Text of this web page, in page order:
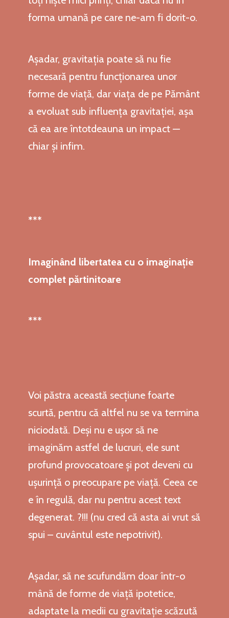
forma umană pe care ne-am fi dorit-o.
Așadar, gravitația poate să nu fie
necesară pentru funcționarea unor
forme de viață, dar viața de pe Pământ
a evoluat sub influența gravitației, așa
că ea are întotdeauna un impact —
chiar și infim.
***
Imaginând libertatea cu o imaginație
complet părtinitoare
***
Voi păstra această secțiune foarte
scurtă, pentru că altfel nu se va termina
niciodată. Deși nu e ușor să ne
imaginăm astfel de lucruri, ele sunt
profund provocatoare și pot deveni cu
ușurință o preocupare pe viață. Ceea ce
e în regulă, dar nu pentru acest text
degenerat. ?!!! (nu cred că asta ai vrut să
spui – cuvântul este nepotrivit).
Așadar, să ne scufundăm doar într-o
mână de forme de viață ipotetice,
adaptate la medii cu gravitație scăzută